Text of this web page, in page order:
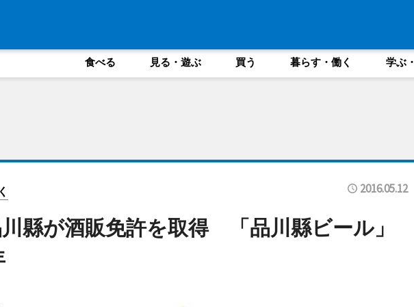
食べる 見る・遊ぶ 買う 暮らす・働く 学ぶ
2016.05.12
縣が酒販免許を取得 「品川縣ビール」